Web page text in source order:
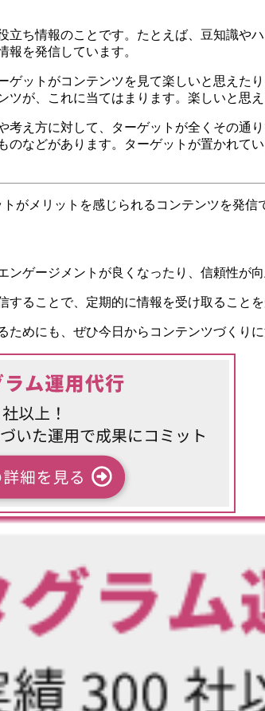
ち情報のことです。たとえば、豆知識
報を発信しています。
ゲットがコンテンツを見て楽しいと思え
が、これに当てはまります。楽しいと思
え方に対して、ターゲットが全くその
などがあります。ターゲットが置かれ
がメリットを感じられるコンテンツを発
ゲージメントが良くなったり、信頼性が向
ることで、定期的に情報を受け取ること
めにも、ぜひ今日からコンテンツづくり